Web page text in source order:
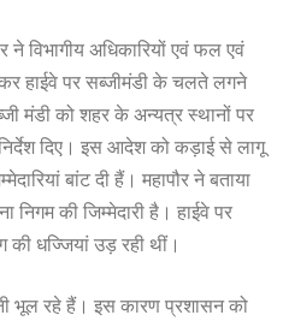
ने विभागीय अधिकारियों एवं फल एवं
हाईवे पर सब्जीमंडी के चलते लगने
मंडी को शहर के अन्यत्र स्थानों पर
दिए। इस आदेश को कड़ाई से लागू
बांट दी हैं। महापौर ने बताया
निगम की जिम्मेदारी है। हाईवे पर
धज्जियां उड़ रही थीं।
भूल रहे हैं। इस कारण प्रशासन को